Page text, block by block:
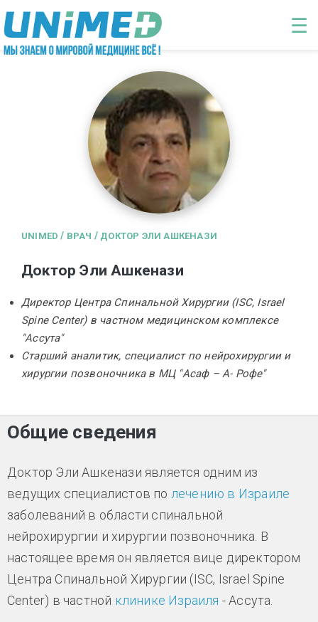
Перейти к основному содержанию
☰
UNIMED / ВРАЧ / ДОКТОР ЭЛИ АШКЕНАЗИ
Доктор Эли Ашкенази
Директор Центра Спинальной Хирургии (ISC, Israel
Spine Center) в частном медицинском комплексе
"Ассута"
Старший аналитик, специалист по нейрохирургии и
хирургии позвоночника в МЦ "Асаф – А- Рофе"
Общие сведения
Доктор Эли Ашкенази является одним из
ведущих специалистов по лечению в Израиле
заболеваний в области спинальной
нейрохирургии и хирургии позвоночника. В
настоящее время он является вице директором
Центра Спинальной Хирургии (ISC, Israel Spine
Center) в частной клинике Израиля - Ассута.